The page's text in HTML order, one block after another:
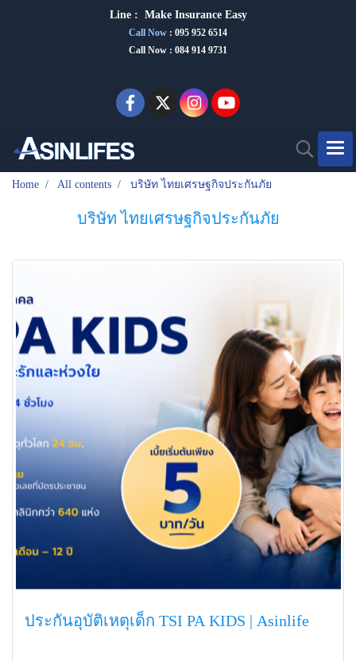
Line : Make Insurance Easy
Call Now : 095 952 6514
Call Now : 084 914 9731
Home All contents บริษัท ไทยเศรษฐกิจประกันภัย
บริษัท ไทยเศรษฐกิจประกันภัย
ประกันอุบัติเหตุเด็ก TSI PA KIDS | Asinlife